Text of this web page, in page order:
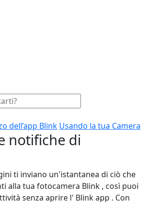
dell’app Blink Usando la tua Camera
notifiche di
ti inviano un'istantanea di ciò che
alla tua fotocamera Blink , così puoi
senza aprire l' Blink app . Con